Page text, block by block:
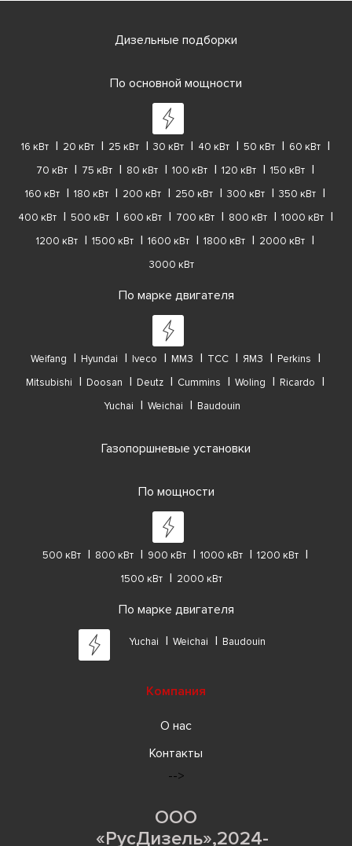
Дизельные подборки
По основной мощности
16 кВт 20 кВт 25 кВт 30 кВт 40 кВт 50 кВт
60 кВт
70 кВт
75 кВт 80 кВт 100 кВт 120 кВт
150 кВт
160 кВт
180 кВт 200 кВт 250 кВт 300 кВт
350 кВт
400 кВт
500 кВт 600 кВт 700 кВт 800 кВт
1000 кВт
1200 кВт
1500 кВт 1600 кВт 1800 кВт
2000 кВт
3000 кВт
По марке двигателя
Weifang Hyundai Iveco ММЗ ТСС ЯМЗ
Perkins
Mitsubishi
Doosan Deutz Cummins Woling
Ricardo
Yuchai
Weichai Baudouin
Газопоршневые установки
По мощности
500 кВт 800 кВт 900 кВт 1000 кВт
1200 кВт
1500 кВт
2000 кВт
По марке двигателя
Yuchai Weichai Baudouin
Компания
О нас
Контакты
-->
ООО
«РусДизель»,2024-